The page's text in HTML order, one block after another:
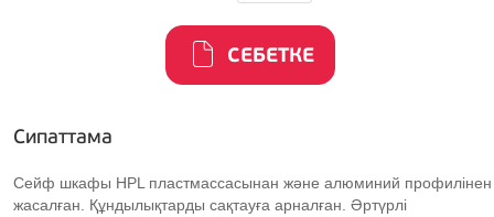
СЕБЕТКЕ
Сипаттама
Сейф шкафы HPL пластмассасынан және алюминий профилінен
жасалған. Құндылықтарды сақтауға арналған. Әртүрлі